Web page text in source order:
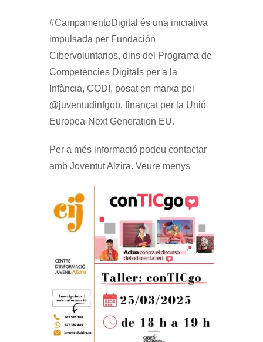
#CampamentoDigital és una iniciativa
impulsada per Fundación
Cibervoluntarios, dins del Programa de
Competències Digitals per a la
Infància, CODI, posat en marxa pel
@juventudinfgob, finançat per la Unió
Europea-Next Generation EU.
Per a més informació podeu contactar
amb Joventut Alzira. Veure menys